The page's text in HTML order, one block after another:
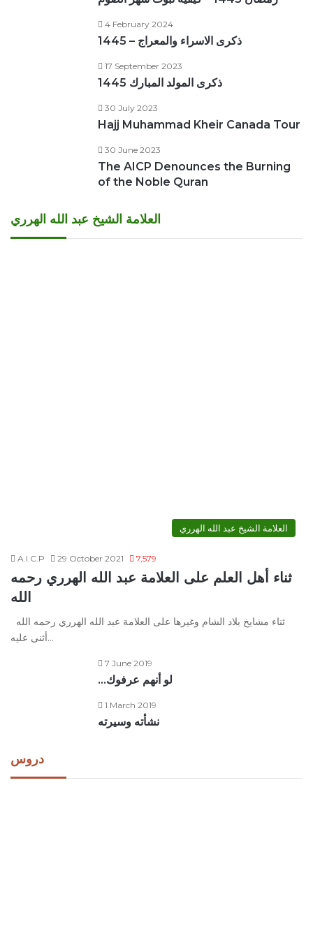
4 February 2024
ذكرى الاسراء والمعراج – 1445
17 September 2023
ذكرى المولد المبارك 1445
30 July 2023
Hajj Muhammad Kheir Canada Tour
30 June 2023
The AICP Denounces the Burning
of the Noble Quran
العلامة الشيخ عبد الله الهرري
العلامة الشيخ عبد الله الهرري
A.I.C.P 29 October 2021 7,579
ثناء أهل العلم على العلامة عبد الله الهرري رحمه
الله
ثناء مشايخ بلاد الشام وغيرها على العلامة عبد الله الهرري رحمه الله
أثنى عليه…
7 June 2019
…لو أنهم عرفوك
1 March 2019
نشأته وسيرته
دروس